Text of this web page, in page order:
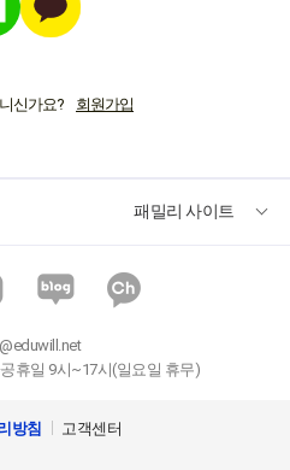
신가요?
패밀리 사이트
휴일 9시~17시(일요일 휴무)
방침 고객센터